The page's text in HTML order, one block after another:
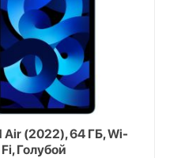
Air (2022), 64 ГБ, Wi-
Fi, Голубой